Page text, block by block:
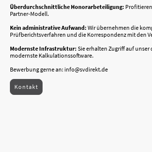
Überdurchschnittliche Honorarbeteiligung:
Partner-Modell.
Kein administrative Aufwand: Wir übernehmen die
Prüfberichtsverfahren und die Korrespondenz mit den
Modernste Infrastruktur: Sie erhalten Zugriff auf
modernste Kalkulationssoftware.
Bewerbung gerne an: info@svdirekt.de
Kontakt